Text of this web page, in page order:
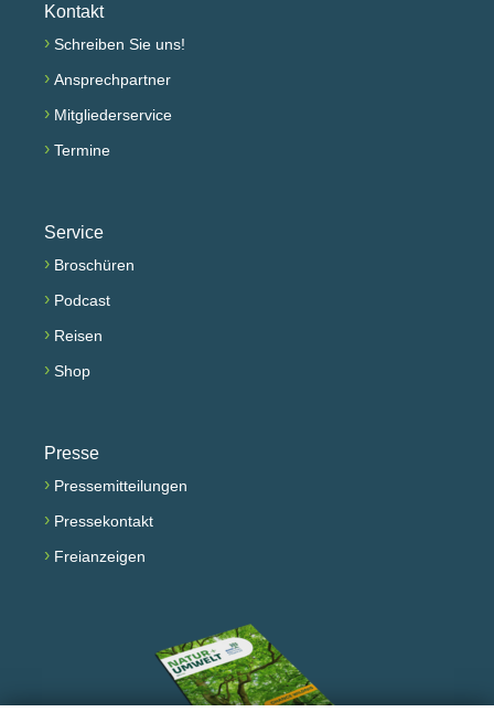
Kontakt
› Schreiben Sie uns!
› Ansprechpartner
› Mitgliederservice
› Termine
Service
› Broschüren
› Podcast
› Reisen
› Shop
Presse
› Pressemitteilungen
› Pressekontakt
› Freianzeigen